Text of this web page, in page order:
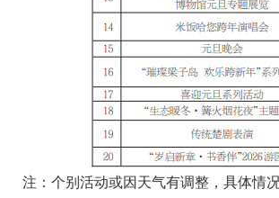
注：个别活动或因天气有调整，具体情